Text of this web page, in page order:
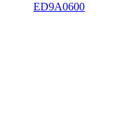
ED9A0600